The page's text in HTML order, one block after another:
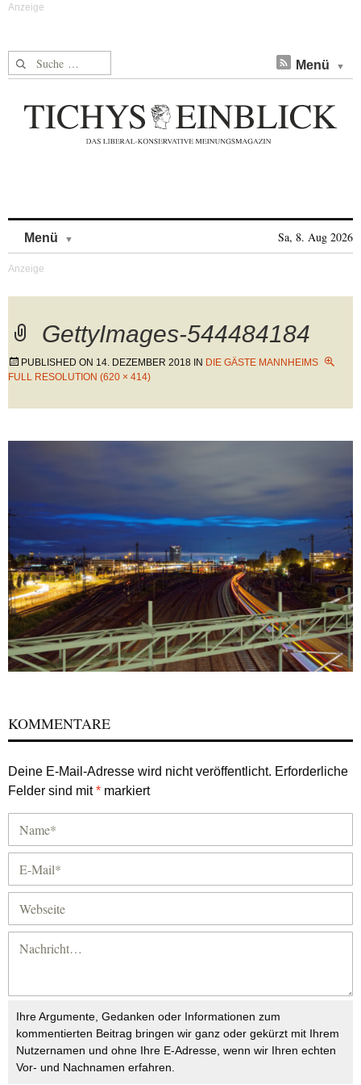
Suche nach: Menü
Menü Sa, 8. Aug 2026
GettyImages-544484184
PUBLISHED ON 14. DEZEMBER 2018 IN DIE GÄSTE MANNHEIMS
FULL RESOLUTION (620 × 414)
KOMMENTARE
Deine E-Mail-Adresse wird nicht veröffentlicht. Erforderliche
Felder sind mit* markiert
Ihre Argumente, Gedanken oder Informationen zum
kommentierten Beitrag bringen wir ganz oder gekürzt mit Ihrem
Nutzernamen und ohne Ihre E-Adresse, wenn wir Ihren echten
Vor- und Nachnamen erfahren.